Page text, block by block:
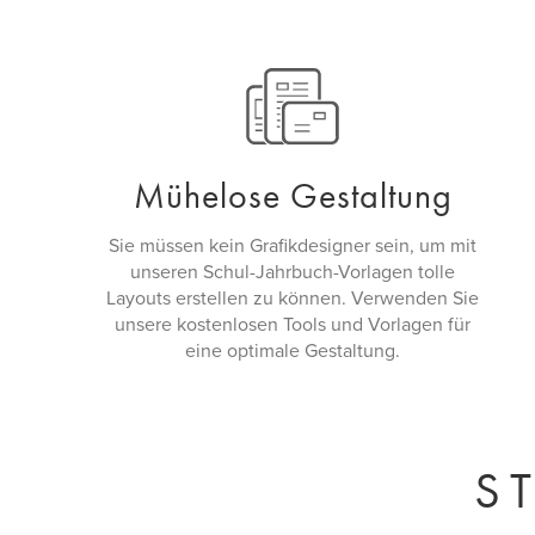
Mühelose Gestaltung
Sie müssen kein Grafikdesigner sein, um mit
unseren Schul-Jahrbuch-Vorlagen tolle
Layouts erstellen zu können. Verwenden Sie
unsere kostenlosen Tools und Vorlagen für
eine optimale Gestaltung.